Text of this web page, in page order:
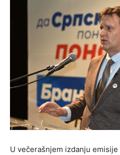
U večerašnjem izdanju emisije